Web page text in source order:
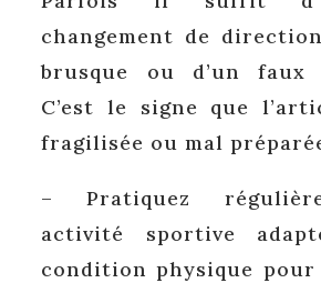
changement de
brusque ou d’un faux
C’est le signe que
fragilisée ou mal
– Pratiquez
activité sportive
condition physique